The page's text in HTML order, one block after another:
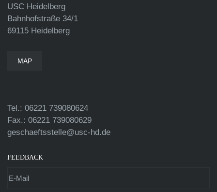
USC Heidelberg
Bahnhofstraße 34/1
69115 Heidelberg
MAP
Tel.: 06221 739080624
Fax.: 06221 739080629
geschaeftsstelle@usc-hd.de
FEEDBACK